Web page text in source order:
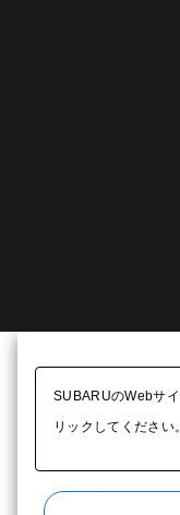
SUBARUのWebサ
リックしてください。​